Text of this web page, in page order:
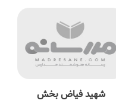
شهید فیاض بخش